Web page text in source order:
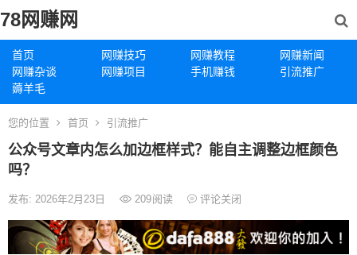
78网赚网
首页 网赚技巧 网赚教程
网赚新闻
网赚杂谈
网赚项目 手机赚钱
引流推广
薅羊毛
您的位置 首页 引流推广
公众号文章内怎么加边框样式？能自主调整边框颜色
吗？
发布: 2026年2月23日 209阅读 评论关闭